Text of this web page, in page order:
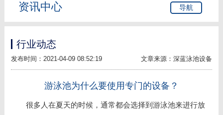
资讯中心 导航
行业动态
发布时间：2021-04-09 08:52:19 文章来源：深蓝泳池设备
游泳池为什么要使用专门的设备？
很多人在夏天的时候，通常都会选择到游泳池来进行放